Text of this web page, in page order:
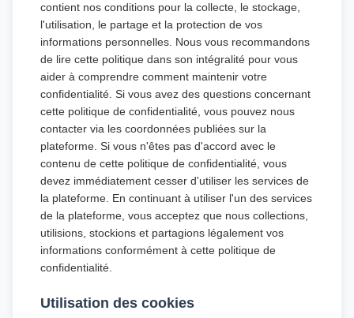
contient nos conditions pour la collecte, le stockage,
l'utilisation, le partage et la protection de vos
informations personnelles. Nous vous recommandons
de lire cette politique dans son intégralité pour vous
aider à comprendre comment maintenir votre
confidentialité. Si vous avez des questions concernant
cette politique de confidentialité, vous pouvez nous
contacter via les coordonnées publiées sur la
plateforme. Si vous n'êtes pas d'accord avec le
contenu de cette politique de confidentialité, vous
devez immédiatement cesser d'utiliser les services de
la plateforme. En continuant à utiliser l'un des services
de la plateforme, vous acceptez que nous collections,
utilisions, stockions et partagions légalement vos
informations conformément à cette politique de
confidentialité.
Utilisation des cookies